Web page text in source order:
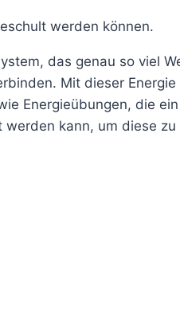
werden können.
das genau so viel
Mit dieser
Energieübungen, die
kann, um diese